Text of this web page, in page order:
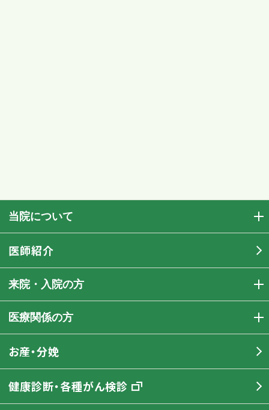
当院について
医師紹介
来院・入院の方
医療関係の方
お産・分娩
健康診断・各種がん検診